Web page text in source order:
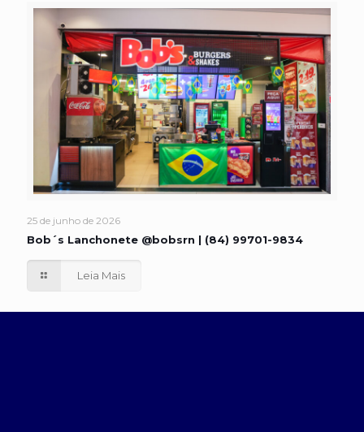
25 de junho de 2026
Bob´s Lanchonete @bobsrn | (84) 99701-9834
Leia Mais